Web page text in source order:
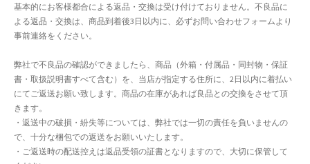
カート
カート
ギフト特集
クイック注文フォーム
基本的にお客様都合による返品・交換は受け付けておりません。不良品に
よる返品・交換は、商品到着後3日以内に、必ずお問い合わせフォームより
事前連絡をください。
弊社で不良品の確認ができましたら、商品（外箱・付属品・同封物・保証
書・取扱説明書すべて含む）を、当店が指定する住所に、2日以内に着払い
にてご返送お願い致します。商品の在庫があれば良品との交換をさせて頂
きます。
・返送中の破損・紛失等については、弊社では一切の責任を負いませんの
で、十分な梱包での返送をお願いいたします。
・ご返送時の配送控えは返品受領の証書となりますので、大切に保管して